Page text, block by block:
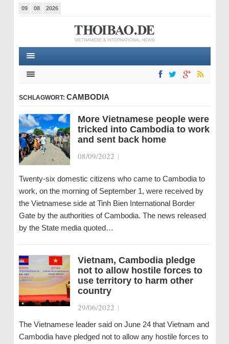
09 08 2026
SCHLAGWORT: CAMBODIA
More Vietnamese people were
tricked into Cambodia to work
and sent back home
08/09/2022 |
Twenty-six domestic citizens who came to Cambodia to
work, on the morning of September 1, were received by
the Vietnamese side at Tinh Bien International Border
Gate by the authorities of Cambodia. The news released
by the State media quoted…
Vietnam, Cambodia pledge
not to allow hostile forces to
use territory to harm other
country
29/06/2022 |
The Vietnamese leader said on June 24 that Vietnam and
Cambodia have pledged not to allow any hostile forces to